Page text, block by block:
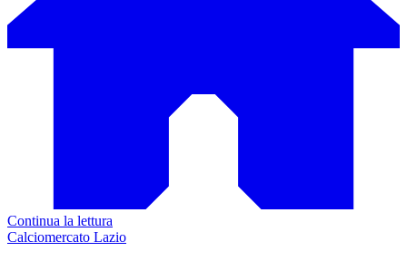
Continua la lettura
Calciomercato Lazio